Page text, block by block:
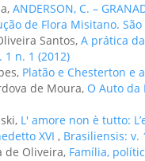
ANDERSON, C. –
de Flora Misitano.
Santos, A prática
1 n. 1 (2012)
Platão e Chesterton e
de Moura, O Auto da
L' amore non è tutto:
XVI , Brasiliensis: v.
de Oliveira, Família,